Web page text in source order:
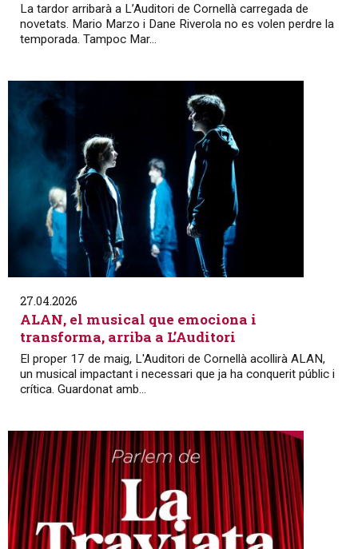
La tardor arribarà a L’Auditori de Cornellà carregada de
novetats. Mario Marzo i Dane Riverola no es volen perdre la
temporada. Tampoc Mar...
27.04.2026
ALAN, el musical que emociona i
transforma, arriba a L’Auditori
El proper 17 de maig, L'Auditori de Cornellà acollirà ALAN,
un musical impactant i necessari que ja ha conquerit públic i
crítica. Guardonat amb...